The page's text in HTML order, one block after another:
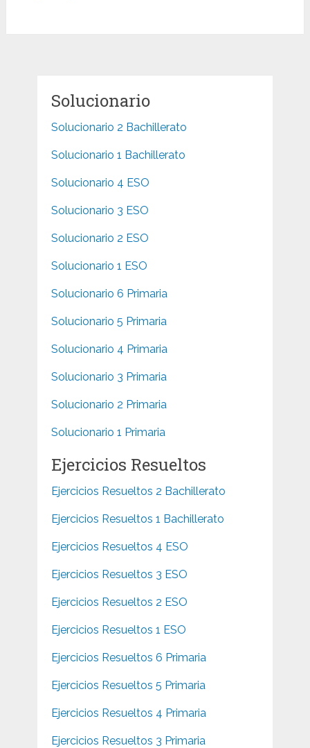
Solucionario
Solucionario 2 Bachillerato
Solucionario 1 Bachillerato
Solucionario 4 ESO
Solucionario 3 ESO
Solucionario 2 ESO
Solucionario 1 ESO
Solucionario 6 Primaria
Solucionario 5 Primaria
Solucionario 4 Primaria
Solucionario 3 Primaria
Solucionario 2 Primaria
Solucionario 1 Primaria
Ejercicios Resueltos
Ejercicios Resueltos 2 Bachillerato
Ejercicios Resueltos 1 Bachillerato
Ejercicios Resueltos 4 ESO
Ejercicios Resueltos 3 ESO
Ejercicios Resueltos 2 ESO
Ejercicios Resueltos 1 ESO
Ejercicios Resueltos 6 Primaria
Ejercicios Resueltos 5 Primaria
Ejercicios Resueltos 4 Primaria
Ejercicios Resueltos 3 Primaria